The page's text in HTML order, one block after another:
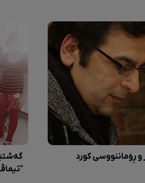
ڕۆماننووسی کورد